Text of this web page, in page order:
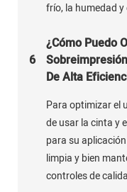
frío, la humedad
6
¿Cómo Puedo
De Alta
Para optimizar el
de usar la cinta y
para su
limpia y bien
controles de